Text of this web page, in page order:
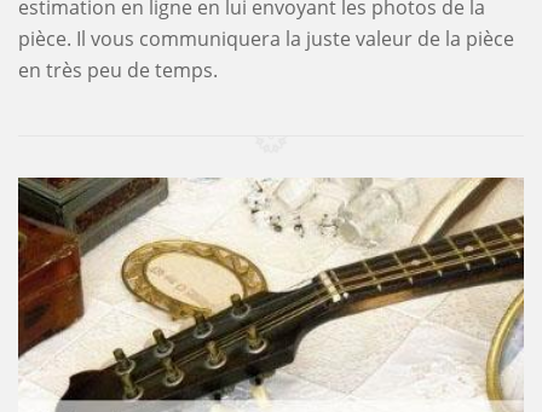
estimation en ligne en lui envoyant les photos de la
pièce. Il vous communiquera la juste valeur de la pièce
en très peu de temps.